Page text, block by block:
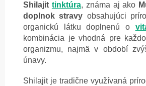
Shilajit tinktúra, známa aj ako
doplnok stravy obsahujúci
organickú látku doplnenú o
kombinácia je vhodná pre
organizmu, najmä v období
únavy.
Shilajit je tradične využívaná